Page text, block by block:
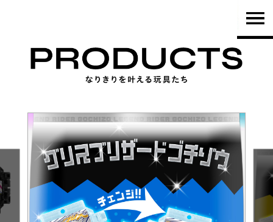
TOP
PRODUCTS
NEWS
BRAND